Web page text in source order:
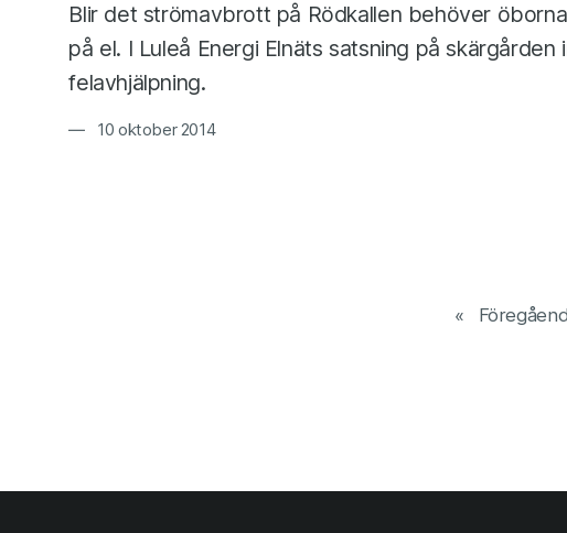
Blir det strömavbrott på Rödkallen behöver
på el. I Luleå Energi Elnäts satsning på skärgården
felavhjälpning.
10 oktober 2014